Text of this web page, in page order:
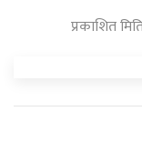
प्रकाशित